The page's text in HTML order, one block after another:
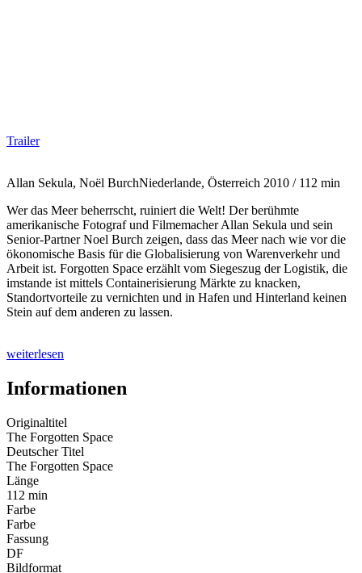
Trailer
Allan Sekula, Noël BurchNiederlande, Österreich 2010 / 112 min
Wer das Meer beherrscht, ruiniert die Welt! Der berühmte
amerikanische Fotograf und Filmemacher Allan Sekula und sein
Senior-Partner Noel Burch zeigen, dass das Meer nach wie vor die
ökonomische Basis für die Globalisierung von Warenverkehr und
Arbeit ist. Forgotten Space erzählt vom Siegeszug der Logistik, die
imstande ist mittels Containerisierung Märkte zu knacken,
Standortvorteile zu vernichten und in Hafen und Hinterland keinen
Stein auf dem anderen zu lassen.
weiterlesen
Informationen
Originaltitel
The Forgotten Space
Deutscher Titel
The Forgotten Space
Länge
112 min
Farbe
Farbe
Fassung
DF
Bildformat